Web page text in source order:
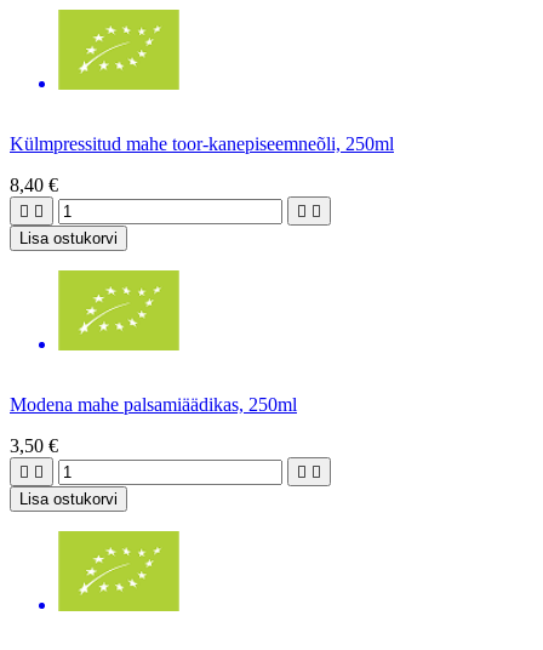
Külmpressitud mahe toor-kanepiseemneõli, 250ml
8,40 €
   
Lisa ostukorvi
Modena mahe palsamiäädikas, 250ml
3,50 €
   
Lisa ostukorvi